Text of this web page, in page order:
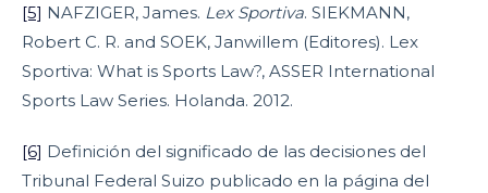
[5] NAFZIGER, James. Lex Sportiva. SIEKMANN,
Robert C. R. and SOEK, Janwillem (Editores). Lex
Sportiva: What is Sports Law?, ASSER International
Sports Law Series. Holanda. 2012.
[6] Definición del significado de las decisiones del
Tribunal Federal Suizo publicado en la página del